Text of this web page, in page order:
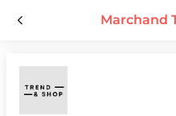
Marchand